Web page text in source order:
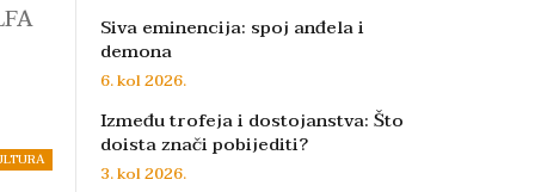
Siva eminencija: spoj anđela i
demona
6. kol 2026.
Između trofeja i dostojanstva: Što
doista znači pobijediti?
3. kol 2026.